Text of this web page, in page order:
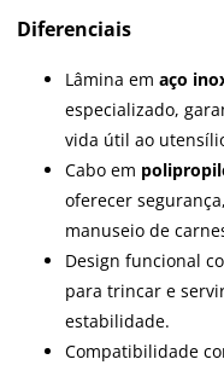
Diferenciais
Lâmina em aço
especializado,
vida útil ao
Cabo em
oferecer
manuseio de
Design funcional
para trincar e
estabilidade.
Compatibilidade